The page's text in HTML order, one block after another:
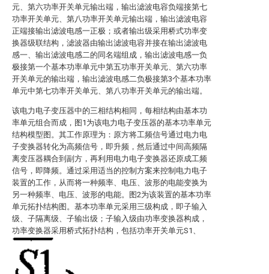
元、第六功率开关单元输出端，输出滤波电容负端接第七
功率开关单元、第八功率开关单元输出端，输出滤波电容
正端接输出滤波电感一正极；或者输出级采用桥式功率变
换器级联结构，滤波器由输出滤波电容并接在输出滤波电
感一、输出滤波电感二的同名端组成，输出滤波电感一负
极接第一个基本功率单元中第五功率开关单元、第六功率
开关单元的输出端，输出滤波电感二负极接第3个基本功率
单元中第七功率开关单元、第八功率开关单元的输出端。
该电力电子变压器中的三相结构相同，每相结构由基本功
率单元组合而成，图1为该电力电子变压器的基本功率单元
结构模型图。其工作原理为：原方将工频信号通过电力电
子变换器转化为高频信号，即升频，然后通过中间高频隔
离变压器耦合到副方，再利用电力电子变换器还原成工频
信号，即降频。通过采用适当的控制方案来控制电力电子
装置的工作，从而将一种频率、电压、波形的电能变换为
另一种频率、电压、波形的电能。图2为该装置的基本功率
单元拓扑结构图。基本功率单元采用三级构成，即子输入
级、子隔离级、子输出级；子输入级由功率变换器构成，
功率变换器采用桥式拓扑结构，包括功率开关单元S1、